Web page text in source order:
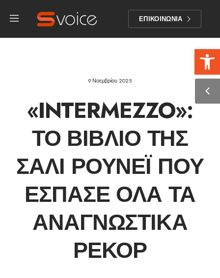
ΕΠΙΚΟΙΝΩΝΙΑ
9 Νοεμβρίου 2025
«INTERMEZZO»:
ΤΟ ΒΙΒΛΊΟ ΤΗΣ
ΣΆΛΙ ΡΟΎΝΕΪ ΠΟΥ
ΈΣΠΑΣΕ ΌΛΑ ΤΑ
ΑΝΑΓΝΩΣΤΙΚΆ
ΡΕΚΌΡ